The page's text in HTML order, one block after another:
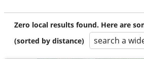
Zero local results found. Here are
(sorted by distance)
search a